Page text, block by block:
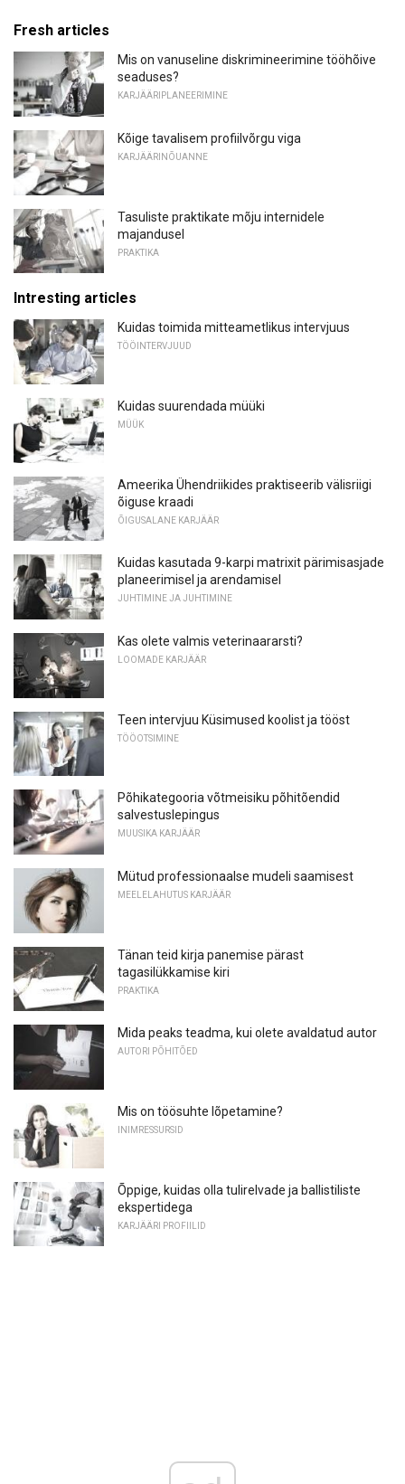
Fresh articles
Mis on vanuseline diskrimineerimine tööhõive
seaduses?
KARJÄÄRIPLANEERIMINE
Kõige tavalisem profiilvõrgu viga
KARJÄÄRINÕUANNE
Tasuliste praktikate mõju internidele
majandusel
PRAKTIKA
Intresting articles
Kuidas toimida mitteametlikus intervjuus
TÖÖINTERVJUUD
Kuidas suurendada müüki
MÜÜK
Ameerika Ühendriikides praktiseerib välisriigi
õiguse kraadi
ÕIGUSALANE KARJÄÄR
Kuidas kasutada 9-karpi matrixit pärimisasjade
planeerimisel ja arendamisel
JUHTIMINE JA JUHTIMINE
Kas olete valmis veterinaararsti?
LOOMADE KARJÄÄR
Teen intervjuu Küsimused koolist ja tööst
TÖÖOTSIMINE
Põhikategooria võtmeisiku põhitõendid
salvestuslepingus
MUUSIKA KARJÄÄR
Mütud professionaalse mudeli saamisest
MEELELAHUTUS KARJÄÄR
Tänan teid kirja panemise pärast
tagasilükkamise kiri
PRAKTIKA
Mida peaks teadma, kui olete avaldatud autor
AUTORI PÕHITÕED
Mis on töösuhte lõpetamine?
INIMRESSURSID
Õppige, kuidas olla tulirelvade ja ballistiliste
ekspertidega
KARJÄÄRI PROFIILID